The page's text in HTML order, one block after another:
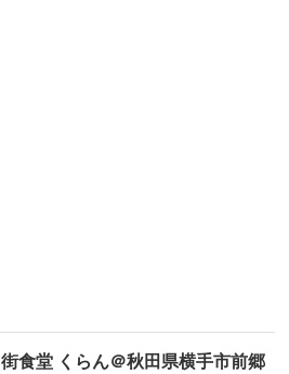
街食堂 くらん＠秋田県横手市前郷